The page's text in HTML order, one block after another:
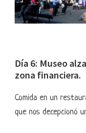
Día 6: Museo
zona financiera.
Comida en un
que nos decepcionó